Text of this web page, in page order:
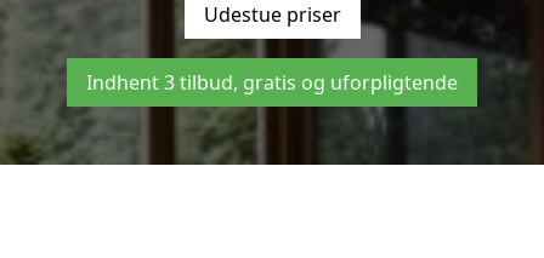
Udestue priser
Indhent 3 tilbud, gratis og uforpligtende